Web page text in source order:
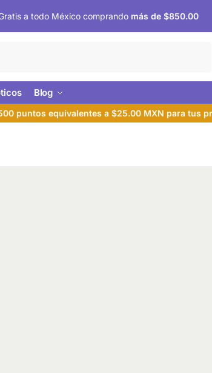
a todo México comprando más de $850.00
Blog
puntos equivalentes a $25.00 MXN para tus